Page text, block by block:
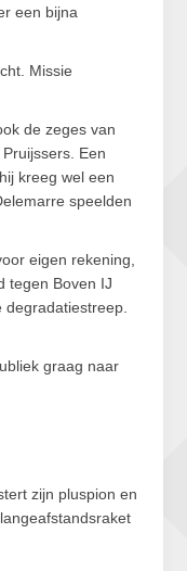
een bijna
Missie
de zeges van
Een
kreeg wel een
speelden
eigen rekening,
tegen Boven IJ
graag naar
zijn pluspion en